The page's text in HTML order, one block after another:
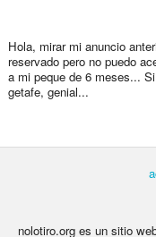
Hola, mirar mi anuncio
reservado pero no puedo
a mi peque de 6 meses...
getafe, genial...
nolotiro.org es un sitio